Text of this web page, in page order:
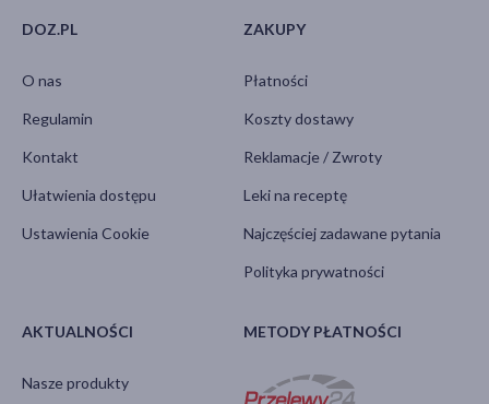
DOZ.PL
O nas
Regulamin
Kontakt
Ułatwienia dostępu
Ustawienia Cookie
ZAKUPY
Płatności
Koszty dostawy
Reklamacje / Zwroty
Leki na receptę
Najczęściej zadawane pytania
Polityka prywatności
AKTUALNOŚCI
Nasze produkty
METODY PŁATNOŚCI